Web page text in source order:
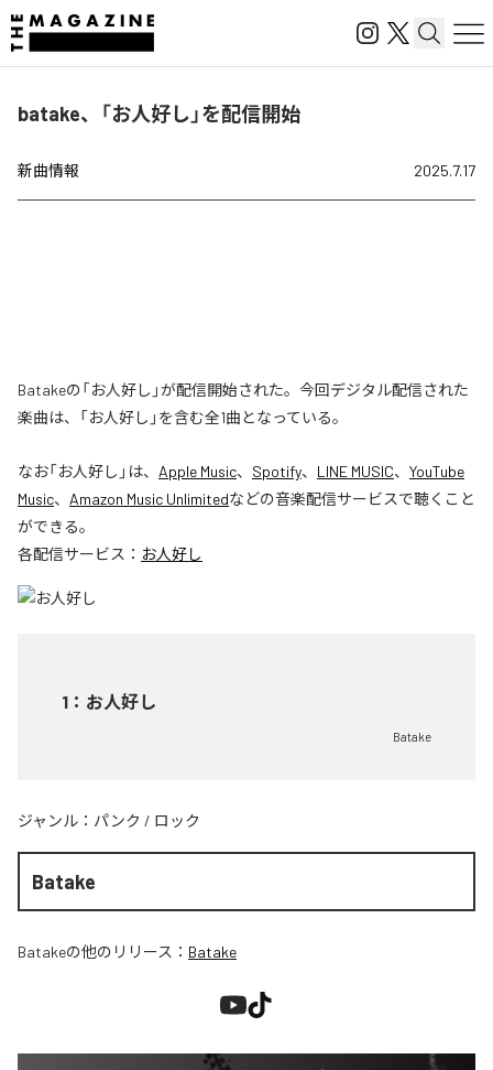
batake、「お人好し」を配信開始
新曲情報 2025.7.17
Batakeの「お人好し」が配信開始された。今回デジタル配信された
楽曲は、「お人好し」を含む全1曲となっている。
なお「お人好し 」は、 Apple Music、 Spotify、 LINE MUSIC、 YouTube
Music、 Amazon Music Unlimitedなどの音楽配信サービスで聴くこと
ができる。
各配信サービス： お人好し
1 ： お人好し
Batake
ジャンル： パンク / ロック
Batake
Batakeの他のリリース： Batake